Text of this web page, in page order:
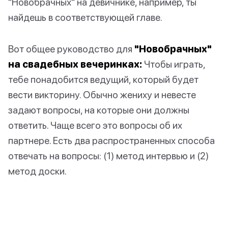
найдешь в соответствующей главе.
Вот общее руководство для "Новобрачных"
на свадебных вечеринках: Чтобы играть,
тебе понадобится ведущий, который будет
вести викторину. Обычно жениху и невесте
задают вопросы, на которые они должны
ответить. Чаще всего это вопросы об их
партнере. Есть два распространенных способа
отвечать на вопросы: (1) метод интервью и (2)
метод доски.